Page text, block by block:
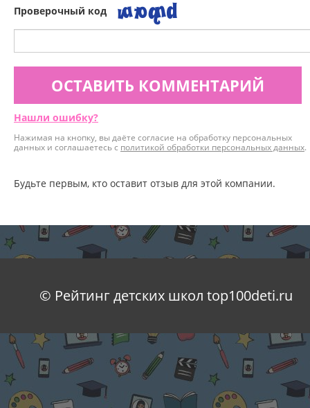
Проверочный код
ОСТАВИТЬ КОММЕНТАРИЙ
Нашли ошибку?
Нажимая на кнопку, вы даёте согласие на обработку персональных
данных и соглашаетесь с политикой обработки персональных данных.
Будьте первым, кто оставит отзыв для этой компании.
© Рейтинг детских школ top100deti.ru